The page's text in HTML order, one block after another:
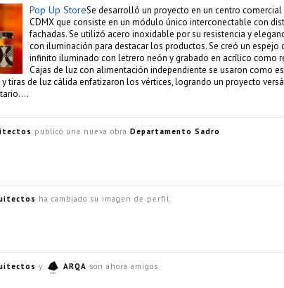
Pop Up StoreSe desarrolló un proyecto en un centro comercial
CDMX que consiste en un módulo único interconectable con
fachadas. Se utilizó acero inoxidable por su resistencia y
con iluminación para destacar los productos. Se creó un espejo
infinito iluminado con letrero neón y grabado en acrílico como
Cajas de luz con alimentación independiente se usaron como
tiras de luz cálida enfatizaron los vértices, logrando un proyecto
publicó una nueva obra Departamento Sadro
ha cambiado su imagen de perfil.
y ARQA son ahora amigos